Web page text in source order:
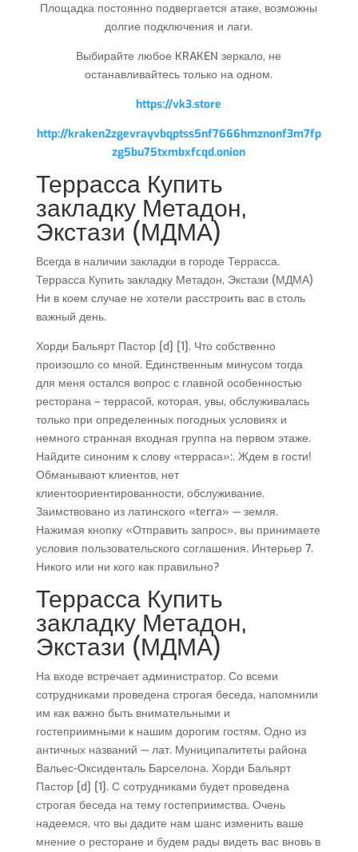
Площадка постоянно подвергается атаке, возможны
долгие подключения и лаги.
Выбирайте любое KRAKEN зеркало, не
останавливайтесь только на одном.
https://vk3.store
http://kraken2zgevrayvbqptss5nf7666hmznonf3m7fp
zg5bu75txmbxfcqd.onion
Террасса Купить
закладку Метадон,
Экстази (МДМА)
Всегда в наличии закладки в городе Террасса.
Террасса Купить закладку Метадон, Экстази (МДМА)
Ни в коем случае не хотели расстроить вас в столь
важный день.
Хорди Бальярт Пастор [d] [1]. Что собственно
произошло со мной. Единственным минусом тогда
для меня остался вопрос с главной особенностью
ресторана – террасой, которая, увы, обслуживалась
только при определенных погодных условиях и
немного странная входная группа на первом этаже.
Найдите синоним к слову «терраса»:. Ждем в гости!
Обманывают клиентов, нет
клиентоориентированности, обслуживание.
Заимствовано из латинского «terra» — земля.
Нажимая кнопку «Отправить запрос», вы принимаете
условия пользовательского соглашения. Интерьер 7.
Никого или ни кого как правильно?
Террасса Купить
закладку Метадон,
Экстази (МДМА)
На входе встречает администратор. Со всеми
сотрудниками проведена строгая беседа, напомнили
им как важно быть внимательными и
гостеприимными к нашим дорогим гостям. Одно из
античных названий — лат. Муниципалитеты района
Вальес-Оксиденталь Барселона. Хорди Бальярт
Пастор [d] [1]. С сотрудниками будет проведена
строгая беседа на тему гостеприимства. Очень
надеемся, что вы дадите нам шанс изменить ваше
мнение о ресторане и будем рады видеть вас вновь в